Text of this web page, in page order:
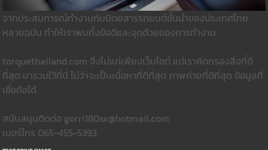
จากประสบการณ์ทำงานกับนิตยสารรถยนต์ชั้นนำของประเทศไทย
หลายฉบับ ทำให้เราพบทั้งข้อดีและจุดด้วยของการทำงาน
torquethailand.com จึงไม่แค่เพียงเว็บไซต์ แต่เราคัดกรองสิ่งที่ดี
ที่สุด มารวมใว้ที่นี่ ไม่ว่าจะเป็นเนื้อหาที่ดีที่สุด ภาพถ่ายที่ดีที่สุด ข้อมูลที่
เชื่อถือได้
สนับสนุนติดต่อ gorri180sx@hotmail.com
เบอร์โทร 065-455-5393